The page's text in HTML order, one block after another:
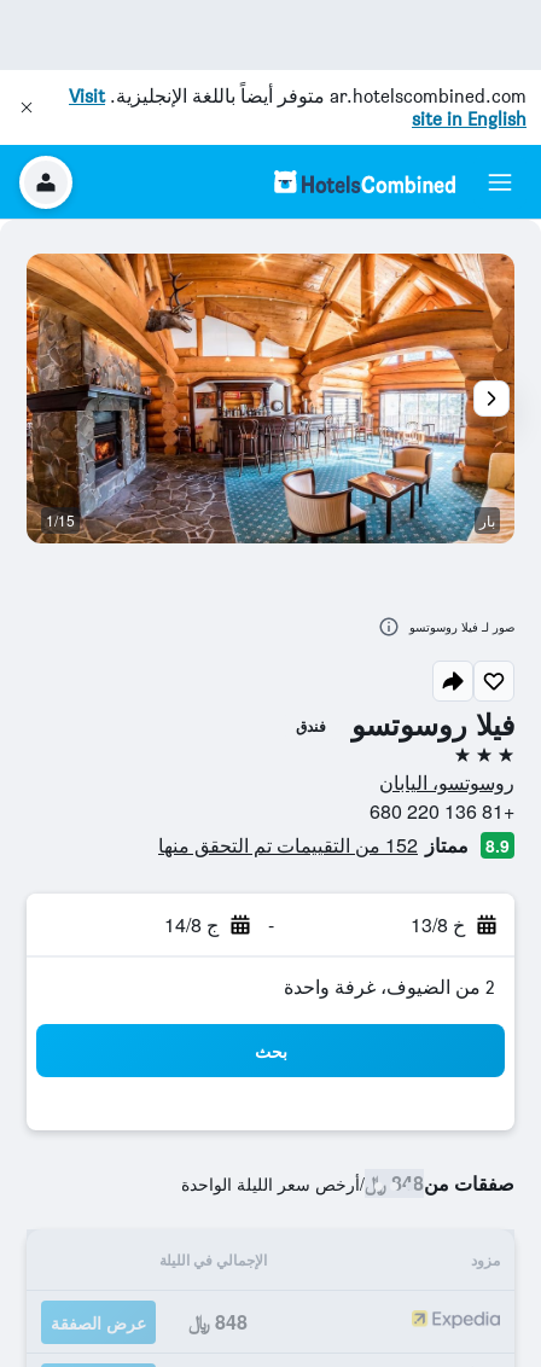
ar.hotelscombined.com متوفر أيضاً باللغة الإنجليزية.Visit
site in English
فيلا روسوتسو فندق
3 نجوم
روسوتسو، اليابان
+81 136 220 680
8.9 ممتاز 152 من التقييمات تم التحقق منها
خ 13/8 - ج 14/8
2 من الضيوف، غرفة واحدة
بحث
صفقات من848 ﷼ /أرخص سعر الليلة الواحدة
مزود الإجمالي في الليلة
848 ﷼ عرض الصفقة
بار 1/15
صور لـ فيلا روسوتسو